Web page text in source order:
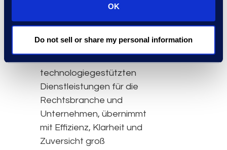
OK
Do not sell or share my personal information
Epiq, ein weltweit
technologiegestützten
Dienstleistungen für die
Rechtsbranche und
Unternehmen, übernimmt
mit Effizienz, Klarheit und
Zuversicht groß